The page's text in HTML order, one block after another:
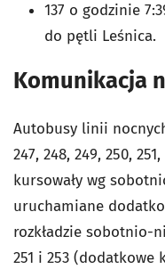
137 o godzinie
do pętli Leśnica.
Komunikacja
Autobusy linii nocnych
247, 248, 249, 250,
kursowały wg
uruchamiane
rozkładzie sobotnio-
251 i 253 (dodatkowe